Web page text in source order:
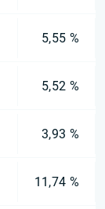
5,55 %
5,52 %
3,93 %
11,74 %